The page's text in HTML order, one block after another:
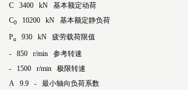
C 3400 kN 基本额定动荷
C0 10200 kN 基本额定静负荷
Pu 930 kN 疲劳载荷限值
- 850 r/min 参考转速
- 1500 r/min 极限转速
A 9.9 - 最小轴向负荷系数